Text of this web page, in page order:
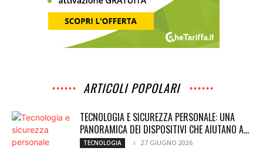
ARTICOLI POPOLARI
TECNOLOGIA E SICUREZZA PERSONALE: UNA
PANORAMICA DEI DISPOSITIVI CHE AIUTANO A...
TECNOLOGIA 27 GIUGNO 2026